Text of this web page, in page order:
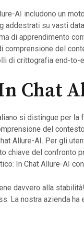
AI includono un
addestrati su vasti
di apprendimento
comprensione del
di crittografia end-to-
Chat
si distingue per
del
Allure-AI. Per gli
chiave del
In Chat Allure-AI
davvero alla
La nostra azienda